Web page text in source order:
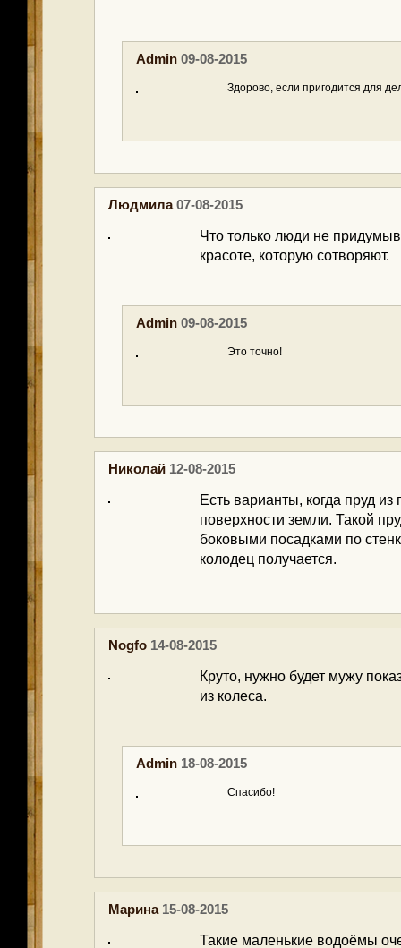
Admin 09-08-2015
Здорово, если пригодится для
Людмила07-08-2015
Что только люди не
красоте, которую сотворяют.
Admin 09-08-2015
Это точно!
Николай 12-08-2015
Есть варианты, когда пруд
поверхности земли. Такой
боковыми посадками по
колодец получается.
Nogfo 14-08-2015
Круто, нужно будет мужу
из колеса.
Admin 18-08-2015
Спасибо!
Марина15-08-2015
Такие маленькие водоёмы